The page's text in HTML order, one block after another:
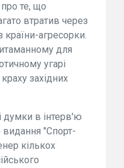
те, що
втратив через
країни-агресорки.
для
угарі
західних
думки в інтерв'ю
видання "Спорт-
кількох